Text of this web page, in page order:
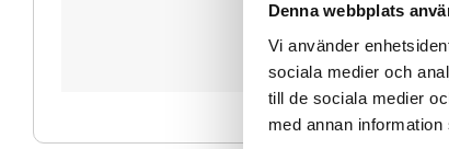
Denna webbplats
Vi använder
sociala medier och
till de sociala medier
med annan